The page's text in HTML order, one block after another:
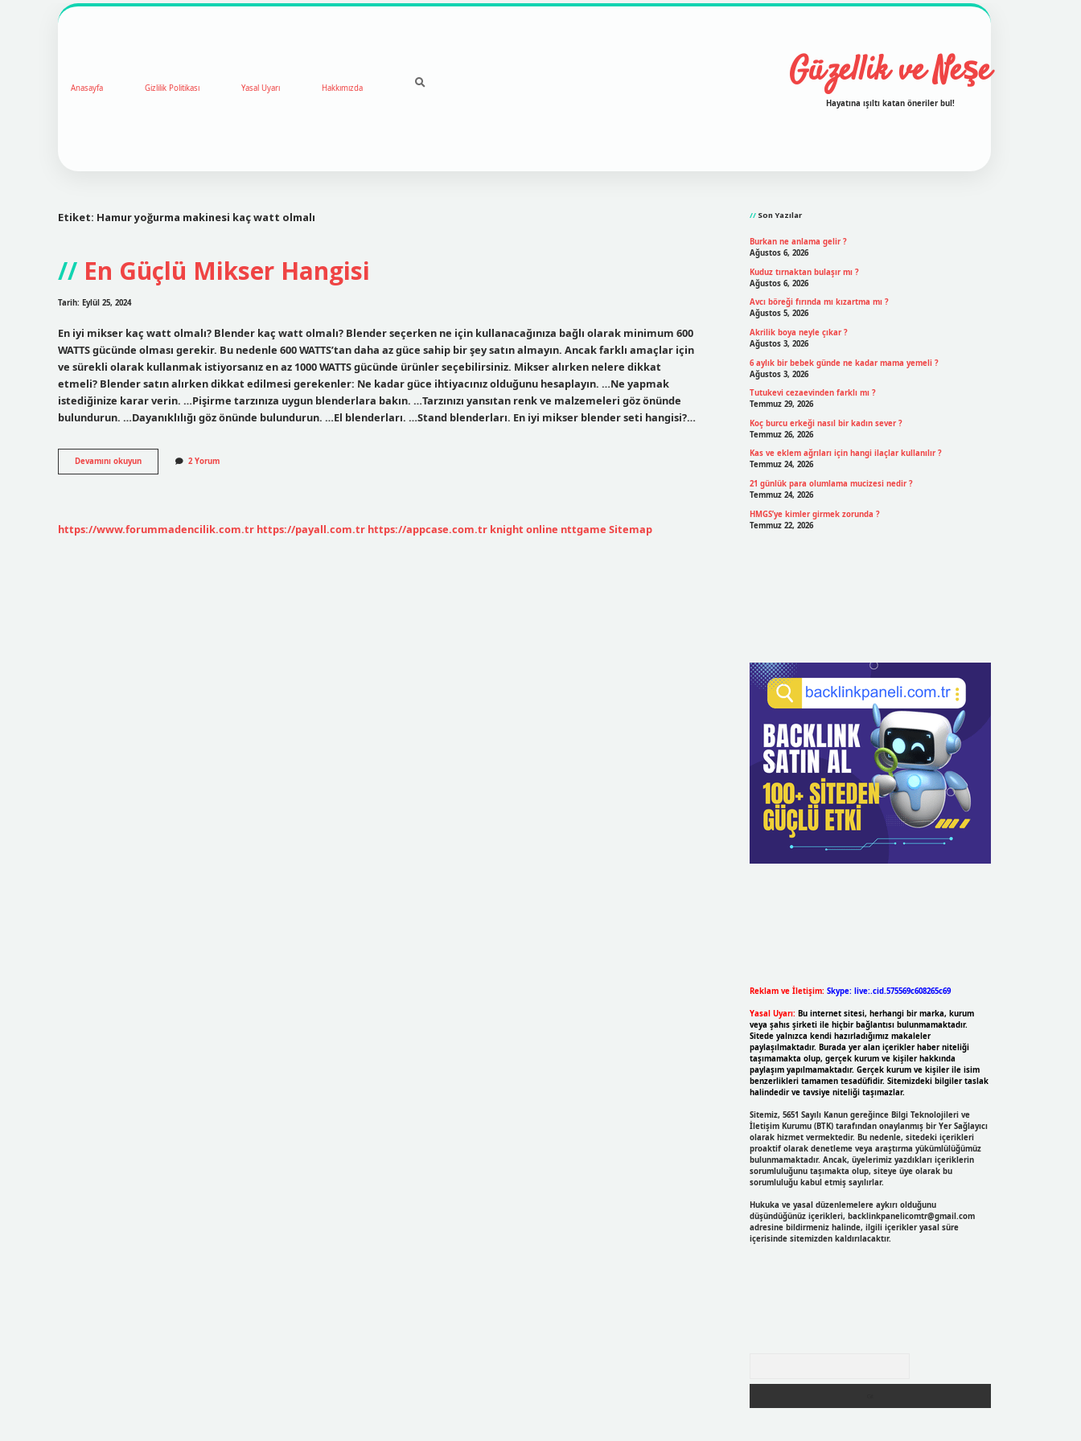
Anasayfa Gizlilik Politikası Yasal Uyarı Hakkımızda Güzellik ve Neşe
Hayatına ışıltı katan öneriler bul!
Etiket: Hamur yoğurma makinesi kaç watt olmalı
En Güçlü Mikser Hangisi
Tarih: Eylül 25, 2024
En iyi mikser kaç watt olmalı? Blender kaç watt olmalı? Blender seçerken ne için kullanacağınıza bağlı olarak minimum 600
WATTS gücünde olması gerekir. Bu nedenle 600 WATTS’tan daha az güce sahip bir şey satın almayın. Ancak farklı amaçlar için
ve sürekli olarak kullanmak istiyorsanız en az 1000 WATTS gücünde ürünler seçebilirsiniz. Mikser alırken nelere dikkat
etmeli? Blender satın alırken dikkat edilmesi gerekenler: Ne kadar güce ihtiyacınız olduğunu hesaplayın. …Ne yapmak
istediğinize karar verin. …Pişirme tarzınıza uygun blenderlara bakın. …Tarzınızı yansıtan renk ve malzemeleri göz önünde
bulundurun. …Dayanıklılığı göz önünde bulundurun. …El blenderları. …Stand blenderları. En iyi mikser blender seti hangisi?…
Devamını okuyunEn
Güçlü
2 Yorum
https://www.forummadencilik.com.tr https://payall.com.tr https://appcase.com.tr knight online nttgame Sitemap
Son Yazılar
Burkan ne anlama gelir ?
Ağustos 6, 2026
Kuduz tırnaktan bulaşır mı ?
Ağustos 6, 2026
Avcı böreği fırında mı kızartma mı ?
Ağustos 5, 2026
Akrilik boya neyle çıkar ?
Ağustos 3, 2026
6 aylık bir bebek günde ne kadar mama yemeli ?
Ağustos 3, 2026
Tutukevi cezaevinden farklı mı ?
Temmuz 29, 2026
Koç burcu erkeği nasıl bir kadın sever ?
Temmuz 26, 2026
Kas ve eklem ağrıları için hangi ilaçlar kullanılır ?
Temmuz 24, 2026
21 günlük para olumlama mucizesi nedir ?
Temmuz 24, 2026
HMGS’ye kimler girmek zorunda ?
Temmuz 22, 2026
Reklam ve İletişim: Skype: live:.cid.575569c608265c69
Yasal Uyarı: Bu internet sitesi, herhangi bir marka, kurum
veya şahıs şirketi ile hiçbir bağlantısı bulunmamaktadır.
Sitede yalnızca kendi hazırladığımız makaleler
paylaşılmaktadır. Burada yer alan içerikler haber niteliği
taşımamakta olup, gerçek kurum ve kişiler hakkında
paylaşım yapılmamaktadır. Gerçek kurum ve kişiler ile isim
benzerlikleri tamamen tesadüfidir. Sitemizdeki bilgiler taslak
halindedir ve tavsiye niteliği taşımazlar.
Sitemiz, 5651 Sayılı Kanun gereğince Bilgi Teknolojileri ve
İletişim Kurumu (BTK) tarafından onaylanmış bir Yer Sağlayıcı
olarak hizmet vermektedir. Bu nedenle, sitedeki içerikleri
proaktif olarak denetleme veya araştırma yükümlülüğümüz
bulunmamaktadır. Ancak, üyelerimiz yazdıkları içeriklerin
sorumluluğunu taşımakta olup, siteye üye olarak bu
sorumluluğu kabul etmiş sayılırlar.
Hukuka ve yasal düzenlemelere aykırı olduğunu
düşündüğünüz içerikleri, backlinkpanelicomtr@gmail.com
adresine bildirmeniz halinde, ilgili içerikler yasal süre
içerisinde sitemizden kaldırılacaktır.